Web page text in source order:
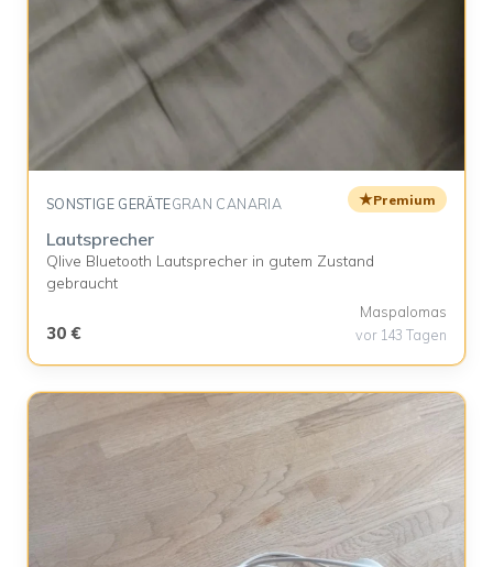
SONSTIGE GERÄTEGRAN CANARIA ★Premium
Lautsprecher
Qlive Bluetooth Lautsprecher in gutem Zustand
gebraucht
30 €
Maspalomas
vor 143 Tagen